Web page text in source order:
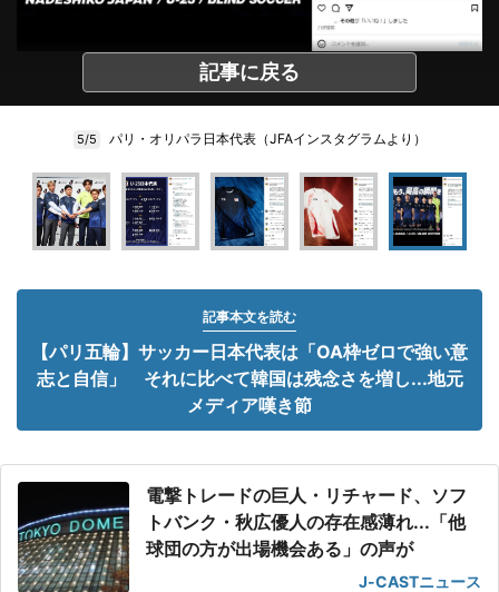
記事に戻る
5/5 パリ・オリパラ日本代表（JFAインスタグラムより）
記事本文を読む
【パリ五輪】サッカー日本代表は「OA枠ゼロで強い意
志と自信」 それに比べて韓国は残念さを増し...地元
メディア嘆き節
電撃トレードの巨人・リチャード、ソフ
トバンク・秋広優人の存在感薄れ...「他
球団の方が出場機会ある」の声が
J-CASTニュース